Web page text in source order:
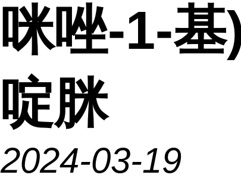
咪唑-1-
啶脒
2024-03-19